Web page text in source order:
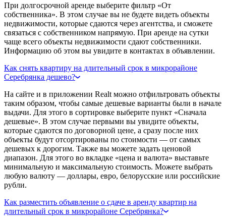
При долгосрочной аренде выберите фильтр «От
собственника». В этом случае вы не будете видеть объекты
недвижимости, которые сдаются через агентства, и сможете
связаться с собственником напрямую. При аренде на сутки
чаще всего объекты недвижимости сдают собственники.
Информацию об этом вы увидите в контактах в объявлении.
Как снять квартиру на длительный срок в микрорайоне
Серебрянка дешево?
На сайте и в приложении Realt можно отфильтровать объекты
таким образом, чтобы самые дешевые варианты были в начале
выдачи. Для этого в сортировке выберите пункт «Сначала
дешевые». В этом случае первыми вы увидите объекты,
которые сдаются по договорной цене, а сразу после них
объекты будут отсортированы по стоимости — от самых
дешевых к дорогим. Также вы можете задать ценовой
диапазон. Для этого во вкладке «цена и валюта» выставьте
минимальную и максимальную стоимость. Можете выбрать
любую валюту — доллары, евро, белорусские или российские
рубли.
Как разместить объявление о сдаче в аренду квартир на
длительный срок в микрорайоне Серебрянка?